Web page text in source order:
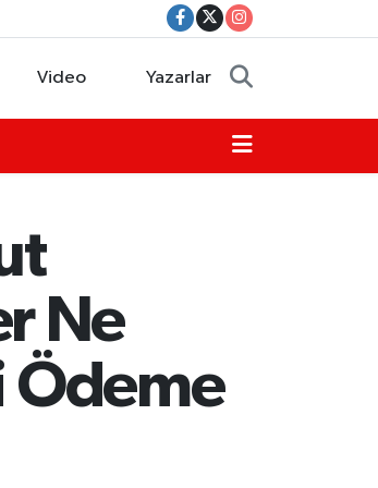
Video Yazarlar
Ne
Ödeme